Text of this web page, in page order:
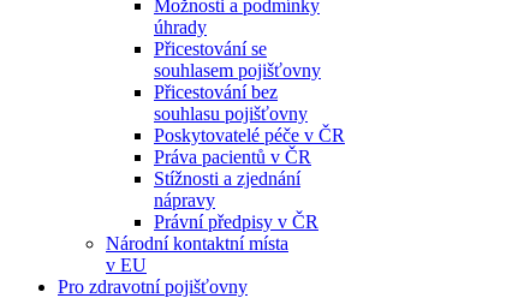
Možnosti a podmínky
úhrady
Přicestování se
souhlasem pojišťovny
Přicestování bez
souhlasu pojišťovny
Poskytovatelé péče v ČR
Práva pacientů v ČR
Stížnosti a zjednání
nápravy
Právní předpisy v ČR
Národní kontaktní místa
v EU
Pro zdravotní pojišťovny